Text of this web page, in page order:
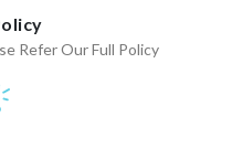
Refer Our Full Policy